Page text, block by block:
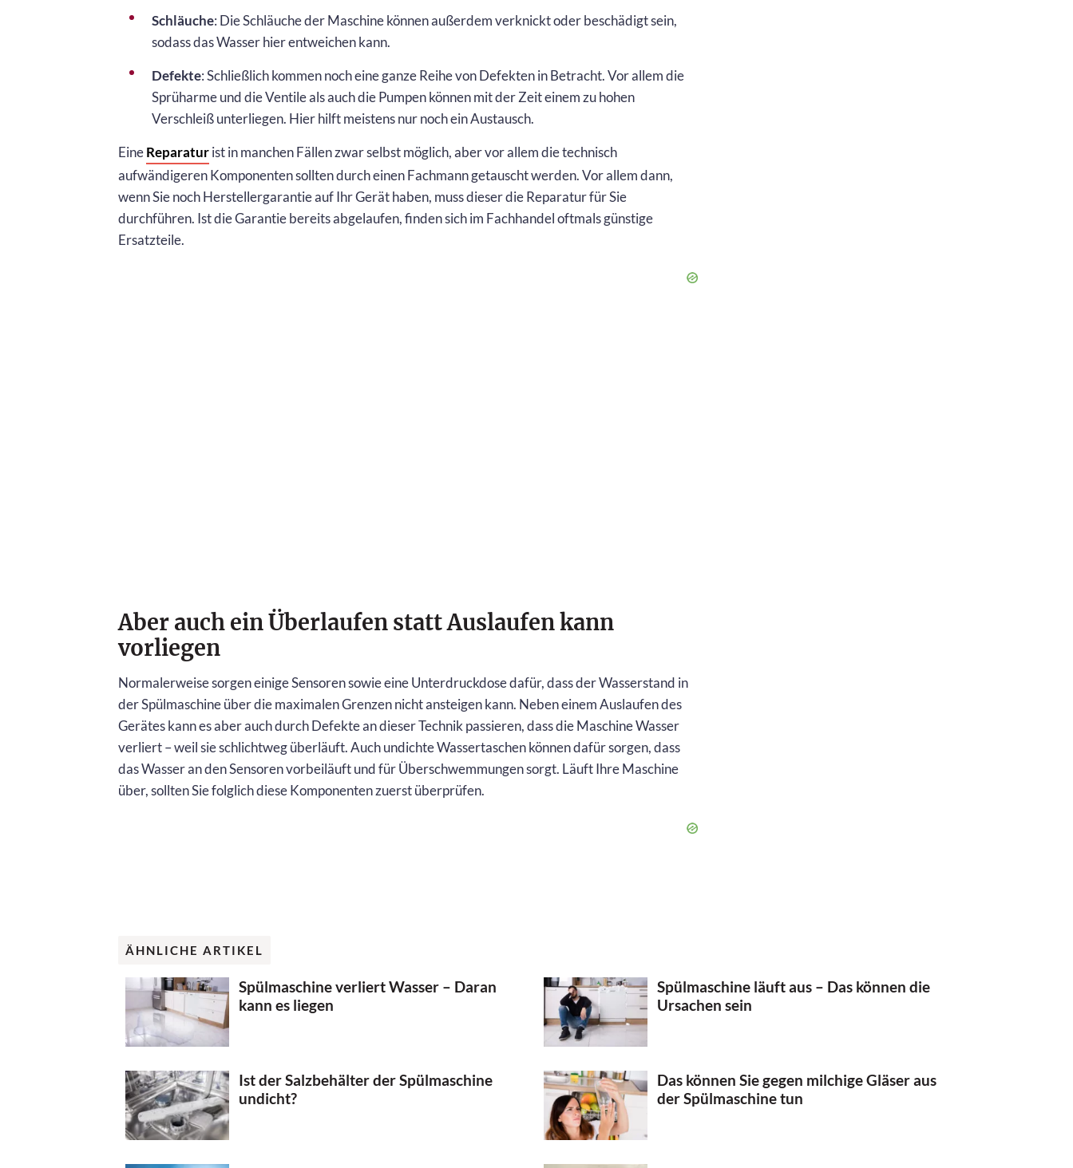
Schläuche: Die Schläuche der Maschine können außerdem verknickt oder beschädigt sein,
sodass das Wasser hier entweichen kann.
Defekte: Schließlich kommen noch eine ganze Reihe von Defekten in Betracht. Vor allem die
Sprüharme und die Ventile als auch die Pumpen können mit der Zeit einem zu hohen
Verschleiß unterliegen. Hier hilft meistens nur noch ein Austausch.
EineReparaturist in manchen Fällen zwar selbst möglich, aber vor allem die technisch
aufwändigeren Komponenten sollten durch einen Fachmann getauscht werden. Vor allem dann,
wenn Sie noch Herstellergarantie auf Ihr Gerät haben, muss dieser die Reparatur für Sie
durchführen. Ist die Garantie bereits abgelaufen, finden sich im Fachhandel oftmals günstige
Ersatzteile.
Aber auch ein Überlaufen statt Auslaufen kann
vorliegen
Normalerweise sorgen einige Sensoren sowie eine Unterdruckdose dafür, dass der Wasserstand in
der Spülmaschine über die maximalen Grenzen nicht ansteigen kann. Neben einem Auslaufen des
Gerätes kann es aber auch durch Defekte an dieser Technik passieren, dass die Maschine Wasser
verliert – weil sie schlichtweg überläuft. Auch undichte Wassertaschen können dafür sorgen, dass
das Wasser an den Sensoren vorbeiläuft und für Überschwemmungen sorgt. Läuft Ihre Maschine
über, sollten Sie folglich diese Komponenten zuerst überprüfen.
ÄHNLICHE ARTIKEL
Spülmaschine verliert Wasser – Daran
kann es liegen
Spülmaschine läuft aus – Das können die
Ursachen sein
Ist der Salzbehälter der Spülmaschine
undicht?
Das können Sie gegen milchige Gläser aus
der Spülmaschine tun